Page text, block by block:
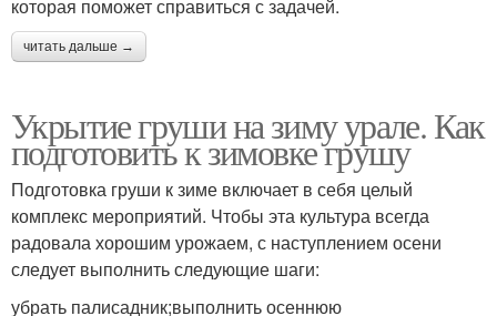
которая поможет справиться с задачей.
читать дальше →
Укрытие груши на зиму урале. Как
подготовить к зимовке грушу
Подготовка груши к зиме включает в себя целый
комплекс мероприятий. Чтобы эта культура всегда
радовала хорошим урожаем, с наступлением осени
следует выполнить следующие шаги:
убрать палисадник;выполнить осеннюю